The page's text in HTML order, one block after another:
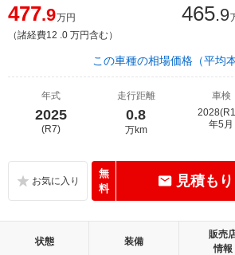
477.9万円
（諸経費12 .0 万円含む）
465.9
この車種の相場価格（平均
年式
2025
(R7)
走行距離
0.8
万km
車検
年5月
無
料
見積も
状態 装備
販売
情報